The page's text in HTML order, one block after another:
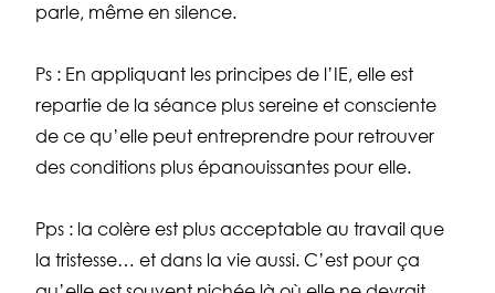
parle, même en silence.
Ps : En appliquant les principes de l’IE, elle est
repartie de la séance plus sereine et consciente
de ce qu’elle peut entreprendre pour retrouver
des conditions plus épanouissantes pour elle.
Pps : la colère est plus acceptable au travail que
la tristesse… et dans la vie aussi. C’est pour ça